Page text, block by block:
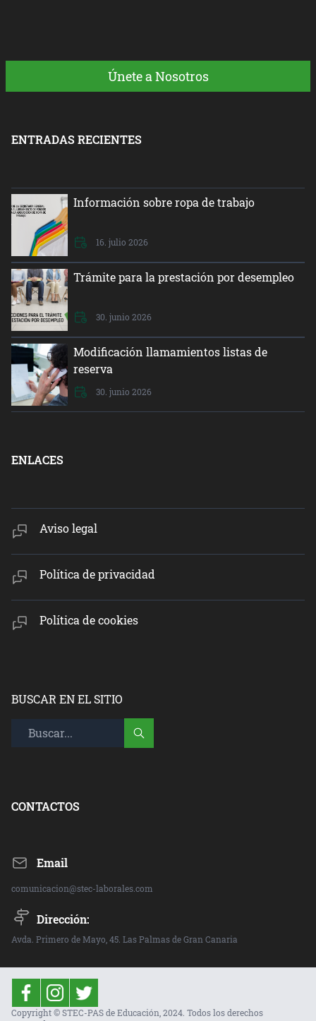
Únete a Nosotros
ENTRADAS RECIENTES
Información sobre ropa de trabajo
16. julio 2026
Trámite para la prestación por desempleo
30. junio 2026
Modificación llamamientos listas de
reserva
30. junio 2026
ENLACES
Aviso legal
Política de privacidad
Política de cookies
BUSCAR EN EL SITIO
CONTACTOS
Email
comunicacion@stec-laborales.com
Dirección:
Avda. Primero de Mayo, 45. Las Palmas de Gran Canaria
Copyright © STEC-PAS de Educación, 2024. Todos los derechos